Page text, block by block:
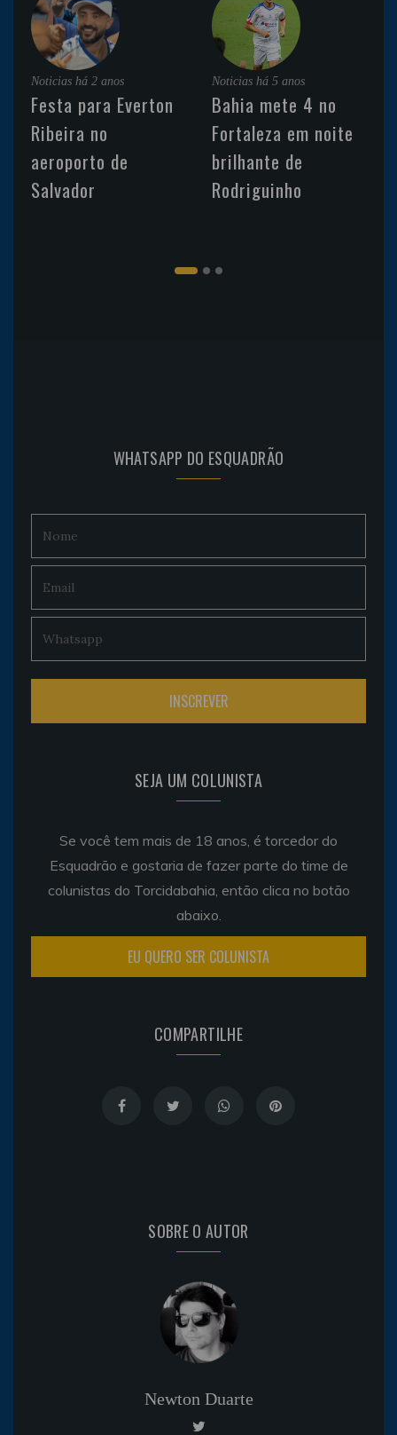
Noticias há 2 anos
Festa para Everton
Ribeira no
aeroporto de
Salvador
Noticias há 5 anos
Bahia mete 4 no
Fortaleza em noite
brilhante de
Rodriguinho
WHATSAPP DO ESQUADRÃO
SEJA UM COLUNISTA
Se você tem mais de 18 anos, é torcedor do
Esquadrão e gostaria de fazer parte do time de
colunistas do Torcidabahia, então clica no botão
abaixo.
EU QUERO SER COLUNISTA
COMPARTILHE
SOBRE O AUTOR
Newton Duarte